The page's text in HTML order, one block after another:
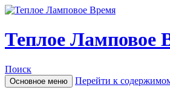
Теплое Ламповое
Поиск
Основное меню Перейти к